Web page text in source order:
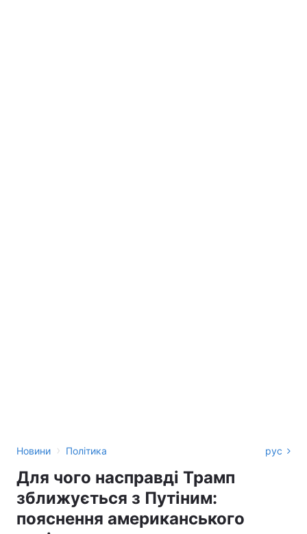
Новини › Політика рус
Для чого насправді Трамп
зближується з Путіним:
пояснення американського